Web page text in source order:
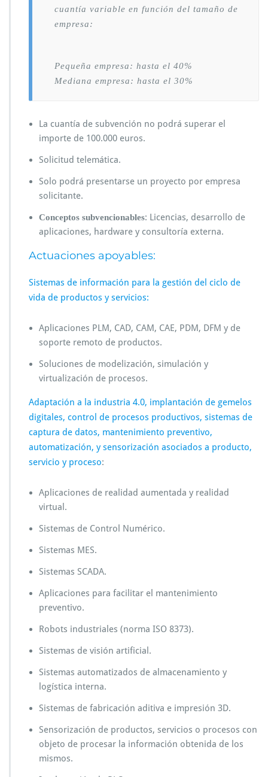
cuantía variable en función del tamaño de
empresa:
Pequeña empresa: hasta el 40%
Mediana empresa: hasta el 30%
La cuantía de subvención no podrá superar el
importe de 100.000 euros.
Solicitud telemática.
Solo podrá presentarse un proyecto por empresa
solicitante.
Conceptos subvencionables: Licencias, desarrollo de
aplicaciones, hardware y consultoría externa.
Actuaciones apoyables:
Sistemas de información para la gestión del ciclo de
vida de productos y servicios:
Aplicaciones PLM, CAD, CAM, CAE, PDM, DFM y de
soporte remoto de productos.
Soluciones de modelización, simulación y
virtualización de procesos.
Adaptación a la industria 4.0, implantación de gemelos
digitales, control de procesos productivos, sistemas de
captura de datos, mantenimiento preventivo,
automatización, y sensorización asociados a producto,
servicio y proceso:
Aplicaciones de realidad aumentada y realidad
virtual.
Sistemas de Control Numérico.
Sistemas MES.
Sistemas SCADA.
Aplicaciones para facilitar el mantenimiento
preventivo.
Robots industriales (norma ISO 8373).
Sistemas de visión artificial.
Sistemas automatizados de almacenamiento y
logística interna.
Sistemas de fabricación aditiva e impresión 3D.
Sensorización de productos, servicios o procesos con
objeto de procesar la información obtenida de los
mismos.